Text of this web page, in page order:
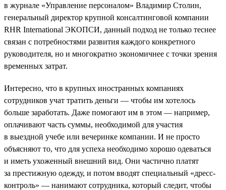
в журнале «Управление персоналом» Владимир Столин,
генеральный директор крупной консалтинговой компании
RHR International ЭКОПСИ, данный подход не только теснее
связан с потребностями развития каждого конкретного
руководителя, но и многократно экономичнее с точки зрения
временных затрат.
Интересно, что в крупных иностранных компаниях
сотрудников учат тратить деньги — чтобы им хотелось
больше заработать. Даже помогают им в этом — например,
оплачивают часть суммы, необходимой для участия
в выездной учебе или вечеринке компании. И не просто
объясняют то, что для успеха необходимо хорошо одеваться
и иметь ухоженный внешний вид. Они частично платят
за престижную одежду, и потом вводят специальный «дресс-
контроль» — нанимают сотрудника, который следит, чтобы